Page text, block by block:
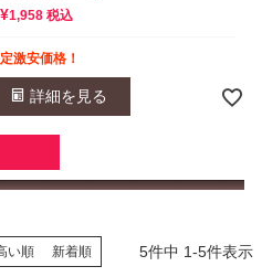
¥1,958 税込
激安価格！
詳細を見る
い順 新着順 5件中 1-5件表示